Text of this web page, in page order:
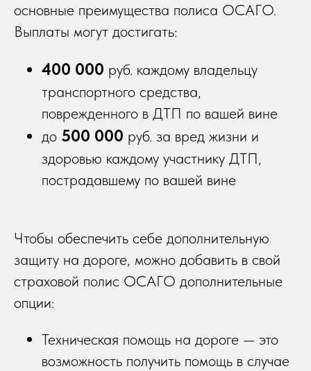
основные преимущества полиса ОСАГО.
Выплаты могут достигать:
400 000 руб. каждому владельцу
транспортного средства,
поврежденного в ДТП по вашей вине
до 500 000 руб. за вред жизни и
здоровью каждому участнику ДТП,
пострадавшему по вашей вине
Чтобы обеспечить себе дополнительную
защиту на дороге, можно добавить в свой
страховой полис ОСАГО дополнительные
опции:
Техническая помощь на дороге — это
возможность получить помощь в случае